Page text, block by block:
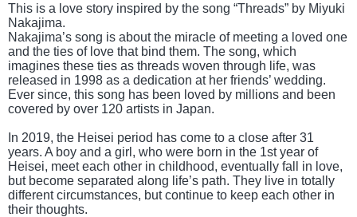
This is a love story inspired by the song “Threads” by Miyuki
Nakajima.
Nakajima’s song is about the miracle of meeting a loved one
and the ties of love that bind them. The song, which
imagines these ties as threads woven through life, was
released in 1998 as a dedication at her friends’ wedding.
Ever since, this song has been loved by millions and been
covered by over 120 artists in Japan.
In 2019, the Heisei period has come to a close after 31
years. A boy and a girl, who were born in the 1st year of
Heisei, meet each other in childhood, eventually fall in love,
but become separated along life’s path. They live in totally
different circumstances, but continue to keep each other in
their thoughts.